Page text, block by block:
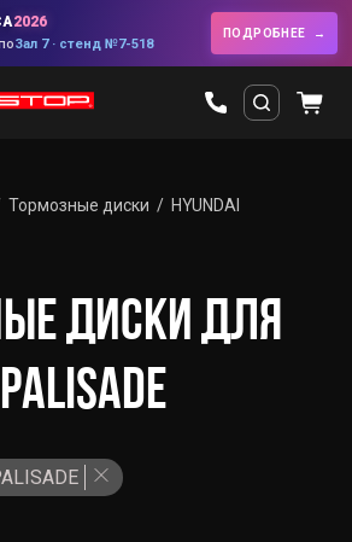
2026
Зал 7 · стенд №7-518
ПОДРОБНЕЕ
Тормозные диски
HYUNDAI
ДИСКИ ДЛЯ